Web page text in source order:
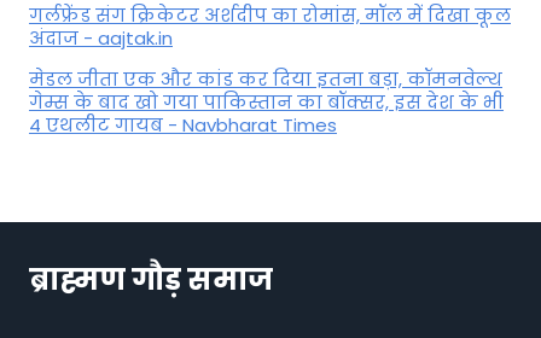
गर्लफ्रेंड संग क्रिकेटर अर्शदीप का रोमांस, मॉल में द‍िखा कूल
अंदाज - aajtak.in
मेडल जीता एक और कांड कर दिया इतना बड़ा, कॉमनवेल्थ
गेम्स के बाद खो गया पाकिस्तान का बॉक्सर, इस देश के भी
4 एथलीट गायब - Navbharat Times
ब्राह्मण गौड़ समाज